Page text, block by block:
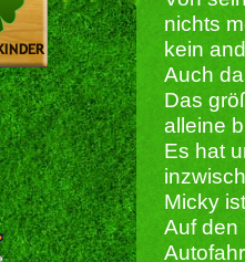
nichts
kein
Auch
Das
alleine
Es hat
Micky
Auf den